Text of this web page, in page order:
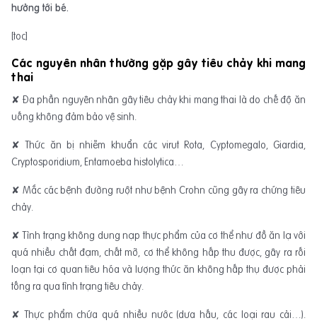
hưởng tới bé.
[toc]
Các nguyên nhân thường gặp gây tiêu chảy khi mang
thai
✘ Đa phần nguyên nhân gây tiêu chảy khi mang thai là do chế độ ăn
uống không đảm bảo vệ sinh.
✘ Thức ăn bị nhiễm khuẩn các virut Rota, Cyptomegalo, Giardia,
Cryptosporidium, Entamoeba histolytica…
✘ Mắc các bệnh đường ruột như bệnh Crohn cũng gây ra chứng tiêu
chảy.
✘ Tình trạng không dung nạp thực phẩm của cơ thể như đồ ăn lạ với
quá nhiều chất đạm, chất mỡ, cơ thể không hấp thu được, gây ra rối
loạn tại cơ quan tiêu hóa và lượng thức ăn không hấp thụ được phải
tống ra qua tình trạng tiêu chảy.
✘ Thực phẩm chứa quá nhiều nước (dưa hấu, các loại rau cải…).